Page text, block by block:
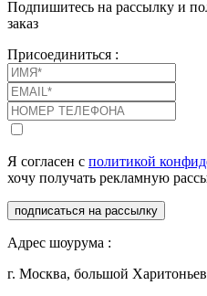
Подпишитесь на рассылку и
заказ
Присоединиться :
Я согласен с политикой
хочу получать рекламную
подписаться на рассылку
Адрес шоурума :
г. Москва, большой